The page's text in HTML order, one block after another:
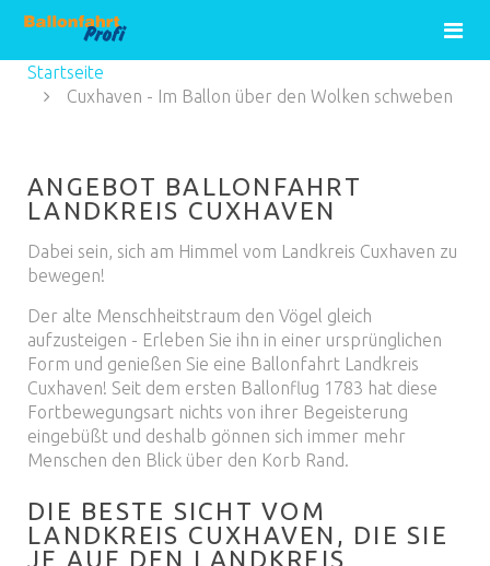
Startseite
Cuxhaven - Im Ballon über den Wolken schweben‎
ANGEBOT BALLONFAHRT
LANDKREIS CUXHAVEN
Dabei sein, sich am Himmel vom Landkreis Cuxhaven zu
bewegen!
Der alte Menschheitstraum den Vögel gleich
aufzusteigen - Erleben Sie ihn in einer ursprünglichen
Form und genießen Sie eine Ballonfahrt Landkreis
Cuxhaven! Seit dem ersten Ballonflug 1783 hat diese
Fortbewegungsart nichts von ihrer Begeisterung
eingebüßt und deshalb gönnen sich immer mehr
Menschen den Blick über den Korb Rand.
DIE BESTE SICHT VOM
LANDKREIS CUXHAVEN, DIE SIE
JE AUF DEN LANDKREIS